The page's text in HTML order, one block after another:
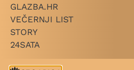
GLAZBA.HR
VEČERNJI LIST
STORY
24SATA
+ LINKOVI